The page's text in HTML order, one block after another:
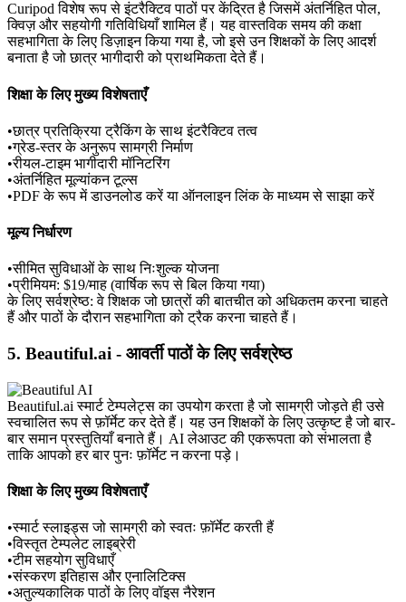
Curipod विशेष रूप से इंटरैक्टिव पाठों पर केंद्रित है जिसमें अंतर्निहित पोल,
क्विज़ और सहयोगी गतिविधियाँ शामिल हैं। यह वास्तविक समय की कक्षा
सहभागिता के लिए डिज़ाइन किया गया है, जो इसे उन शिक्षकों के लिए आदर्श
बनाता है जो छात्र भागीदारी को प्राथमिकता देते हैं।
शिक्षा के लिए मुख्य विशेषताएँ
•छात्र प्रतिक्रिया ट्रैकिंग के साथ इंटरैक्टिव तत्व
•ग्रेड-स्तर के अनुरूप सामग्री निर्माण
•रीयल-टाइम भागीदारी मॉनिटरिंग
•अंतर्निहित मूल्यांकन टूल्स
•PDF के रूप में डाउनलोड करें या ऑनलाइन लिंक के माध्यम से साझा करें
मूल्य निर्धारण
•सीमित सुविधाओं के साथ निःशुल्क योजना
•प्रीमियम: $19/माह (वार्षिक रूप से बिल किया गया)
के लिए सर्वश्रेष्ठ: वे शिक्षक जो छात्रों की बातचीत को अधिकतम करना चाहते
हैं और पाठों के दौरान सहभागिता को ट्रैक करना चाहते हैं।
5. Beautiful.ai - आवर्ती पाठों के लिए सर्वश्रेष्ठ
Beautiful.ai स्मार्ट टेम्पलेट्स का उपयोग करता है जो सामग्री जोड़ते ही उसे
स्वचालित रूप से फ़ॉर्मेट कर देते हैं। यह उन शिक्षकों के लिए उत्कृष्ट है जो बार-
बार समान प्रस्तुतियाँ बनाते हैं। AI लेआउट की एकरूपता को संभालता है
ताकि आपको हर बार पुनः फ़ॉर्मेट न करना पड़े।
शिक्षा के लिए मुख्य विशेषताएँ
•स्मार्ट स्लाइड्स जो सामग्री को स्वतः फ़ॉर्मेट करती हैं
•विस्तृत टेम्पलेट लाइब्रेरी
•टीम सहयोग सुविधाएँ
•संस्करण इतिहास और एनालिटिक्स
•अतुल्यकालिक पाठों के लिए वॉइस नैरेशन